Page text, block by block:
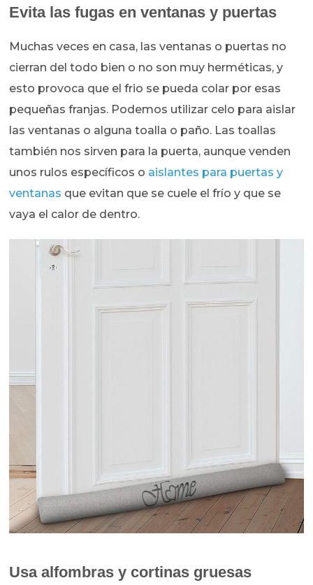
Evita las fugas en ventanas y puertas
Muchas veces en casa, las ventanas o puertas no
cierran del todo bien o no son muy herméticas, y
esto provoca que el frio se pueda colar por esas
pequeñas franjas. Podemos utilizar celo para aislar
las ventanas o alguna toalla o paño. Las toallas
también nos sirven para la puerta, aunque venden
unos rulos específicos o aislantes para puertas y
ventanas que evitan que se cuele el frío y que se
vaya el calor de dentro.
Usa alfombras y cortinas gruesas